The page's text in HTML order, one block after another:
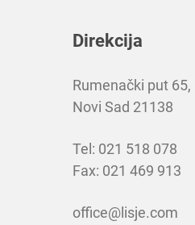
Direkcija
Rumenački put 65,
Novi Sad 21138
Tel: 021 518 078
Fax: 021 469 913
office@lisje.com